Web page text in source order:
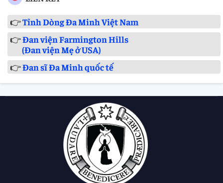
👉Tỉnh Dòng Đa Minh Việt Nam
👉Đan viện Farmington Hills
(Đan viện Mẹ ở USA)
👉Đan sĩ Đa Minh quốc tế